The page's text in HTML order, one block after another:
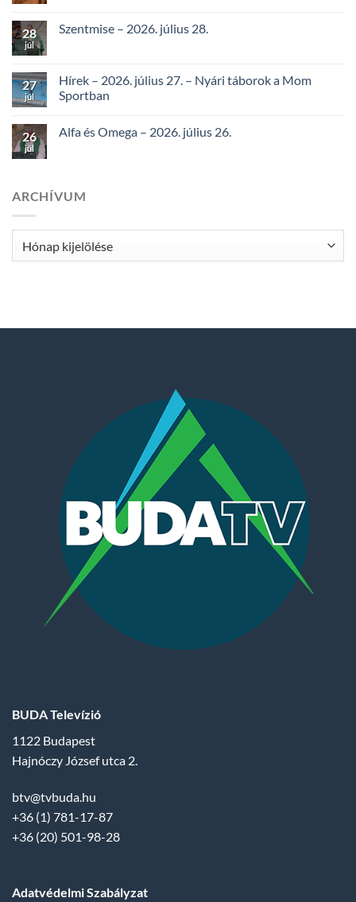
28
júl
Szentmise – 2026. július 28.
27
júl
Hírek – 2026. július 27. – Nyári táborok a Mom
Sportban
26
júl
Alfa és Omega – 2026. július 26.
ARCHÍVUM
BUDA Televízió
1122 Budapest
Hajnóczy József utca 2.
btv@tvbuda.hu
+36 (1) 781-17-87
+36 (20) 501-98-28
Adatvédelmi Szabályzat